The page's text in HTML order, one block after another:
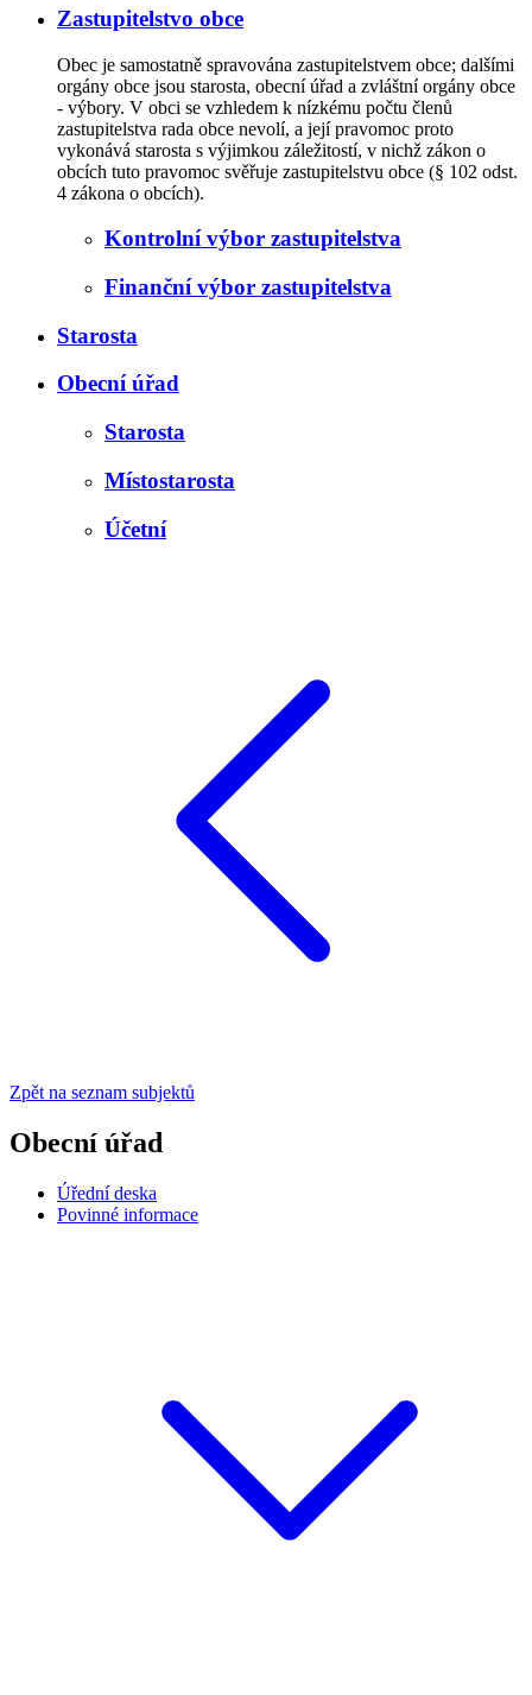
Zastupitelstvo obce
Obec je samostatně spravována zastupitelstvem obce; dalšími
orgány obce jsou starosta, obecní úřad a zvláštní orgány obce
- výbory. V obci se vzhledem k nízkému počtu členů
zastupitelstva rada obce nevolí, a její pravomoc proto
vykonává starosta s výjimkou záležitostí, v nichž zákon o
obcích tuto pravomoc svěřuje zastupitelstvu obce (§ 102 odst.
4 zákona o obcích).
Kontrolní výbor zastupitelstva
Finanční výbor zastupitelstva
Starosta
Obecní úřad
Starosta
Místostarosta
Účetní
Zpět na seznam subjektů
Obecní úřad
Úřední deska
Povinné informace